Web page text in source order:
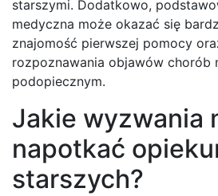
starszymi. Dodatkowo,
medyczna może okazać się
znajomość pierwszej pomocy
rozpoznawania objawów chorób
podopiecznym.
Jakie wyzwania
napotkać
starszych?